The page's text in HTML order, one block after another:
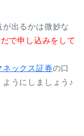
出るかは微妙な
で申し込みをして
ネックス証券の口
うにしましょう♪